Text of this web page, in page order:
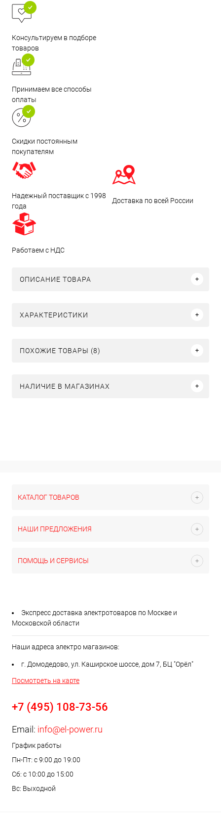
Консультируем в подборе
товаров
Принимаем все способы
оплаты
Скидки постоянным
покупателям
Надежный поставщик с 1998
года
Доставка по всей России
Работаем с НДС
ОПИСАНИЕ ТОВАРА
ХАРАКТЕРИСТИКИ
ПОХОЖИЕ ТОВАРЫ (8)
НАЛИЧИЕ В МАГАЗИНАХ
КАТАЛОГ ТОВАРОВ
НАШИ ПРЕДЛОЖЕНИЯ
ПОМОЩЬ И СЕРВИСЫ
Экспресс доставка электротоваров по Москве и
Московской области
Наши адреса электро магазинов:
г. Домодедово, ул. Каширское шоссе, дом 7, БЦ "Орёл"
Посмотреть на карте
+7 (495) 108-73-56
Email: info@el-power.ru
График работы
Пн-Пт: с 9:00 до 19:00
Сб: с 10:00 до 15:00
Вс: Выходной